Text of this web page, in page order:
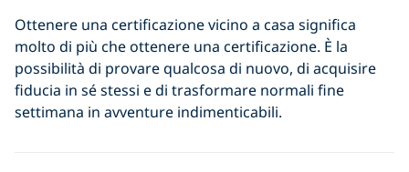
Ottenere una certificazione vicino a casa significa
molto di più che ottenere una certificazione. È la
possibilità di provare qualcosa di nuovo, di acquisire
fiducia in sé stessi e di trasformare normali fine
settimana in avventure indimenticabili.